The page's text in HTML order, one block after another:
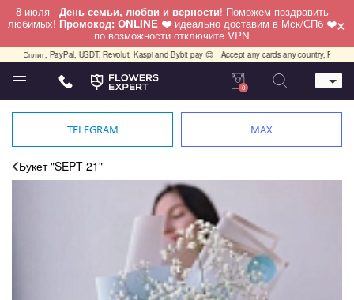
8 июля - День семьи, любви и верности! Поможем поздравить
любимых! Промокод: ONLINE ❤️ идеально доставим в Мск/СПб ❤️
по возможности отключите VPN ×
PayPal, USDT, Revolut, Kaspi and Bybit pay 😊 Accept any cards any country, PayPal,
Телефон
+7 (812) 425 36 05
Санкт-Петербург,
работаем круглосуточно
0
TELEGRAM MAX
Букет "SEPT 21"